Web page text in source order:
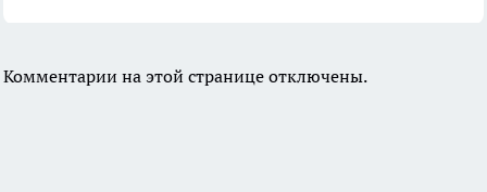
Комментарии на этой странице отключены.